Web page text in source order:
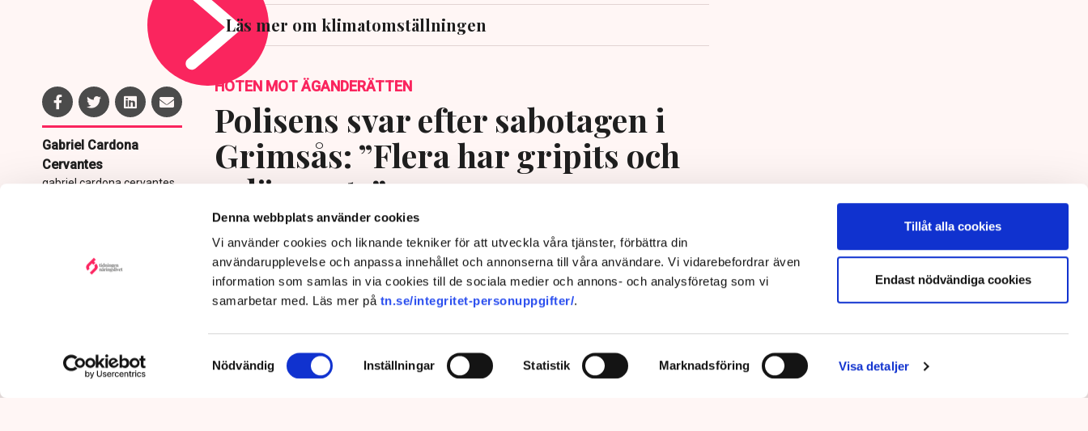
Denna webbplats använder cookies
Vi använder cookies och liknande tekniker för att utveckla våra tjänster, förbättra din
användarupplevelse och anpassa innehållet och annonserna till våra användare. Vi vidarebefordrar även
information som samlas in via cookies till de sociala medier och annons- och analysföretag som vi
samarbetar med. Läs mer på tn.se/integritet-personuppgifter/.
Samtyckesval
Nödvändig Inställningar Statistik Marknadsföring Visa detaljer
Tillåt alla cookies
Endast nödvändiga cookies
Läs mer om klimatomställningen
Gabriel Cardona
Cervantes
gabriel.cardona.cervantes
HOTEN MOT ÄGANDERÄTTEN
Polisens svar efter sabotagen i
Grimsås: ”Flera har gripits och
avlägsnats”